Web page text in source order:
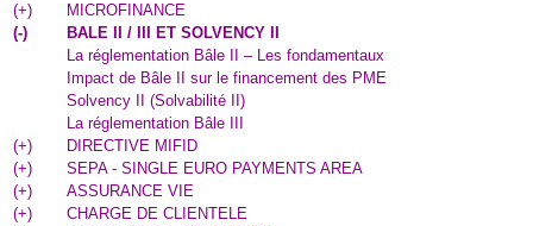
(+)
MICROFINANCE
(-)
BALE II / III ET SOLVENCY II
La réglementation Bâle II – Les fondamentaux
Impact de Bâle II sur le financement des PME
Solvency II (Solvabilité II)
La réglementation Bâle III
(+)
DIRECTIVE MIFID
(+)
SEPA - SINGLE EURO PAYMENTS AREA
(+)
ASSURANCE VIE
(+)
CHARGE DE CLIENTELE